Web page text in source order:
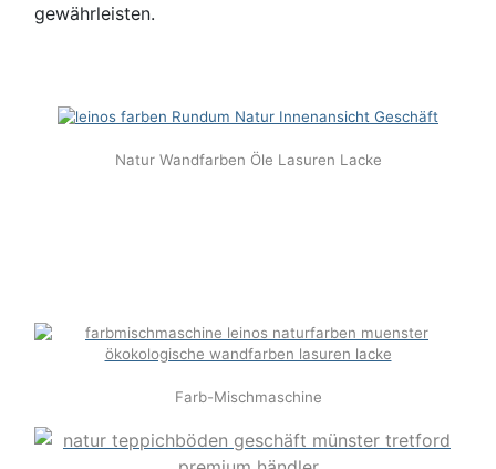
gewährleisten.
Natur Wandfarben Öle Lasuren Lacke
Farb-Mischmaschine